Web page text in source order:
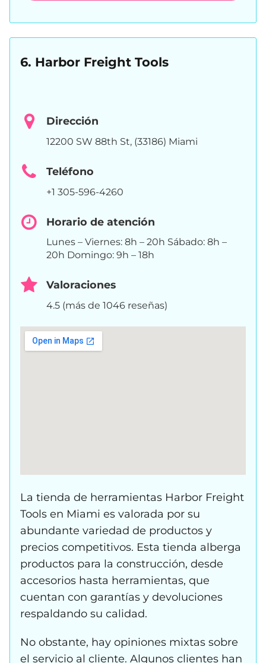
6. Harbor Freight Tools
Dirección
12200 SW 88th St, (33186) Miami
Teléfono
+1 305-596-4260
Horario de atención
Lunes – Viernes: 8h – 20h Sábado: 8h –
20h Domingo: 9h – 18h
Valoraciones
4.5 (más de 1046 reseñas)
La tienda de herramientas Harbor Freight
Tools en Miami es valorada por su
abundante variedad de productos y
precios competitivos. Esta tienda alberga
productos para la construcción, desde
accesorios hasta herramientas, que
cuentan con garantías y devoluciones
respaldando su calidad.
No obstante, hay opiniones mixtas sobre
el servicio al cliente. Algunos clientes han